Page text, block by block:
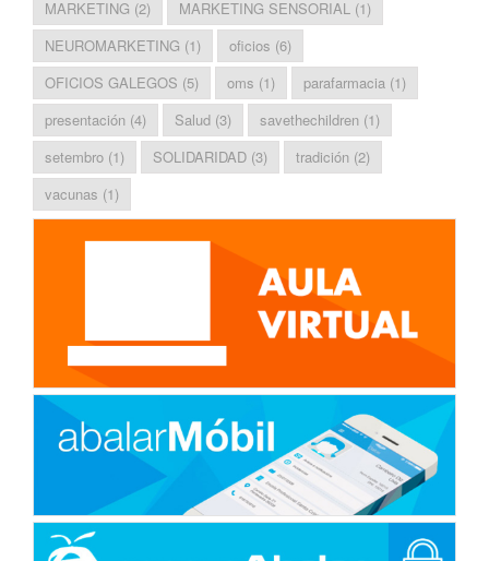
MARKETING (2) MARKETING SENSORIAL (1)
NEUROMARKETING (1) oficios (6)
OFICIOS GALEGOS (5) oms (1) parafarmacia (1)
presentación (4) Salud (3) savethechildren (1)
setembro (1) SOLIDARIDAD (3) tradición (2)
vacunas (1)